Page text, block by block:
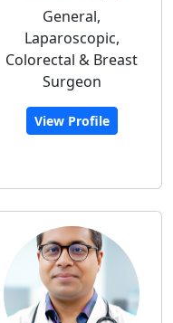
General,
Laparoscopic,
Colorectal & Breast
Surgeon
View Profile